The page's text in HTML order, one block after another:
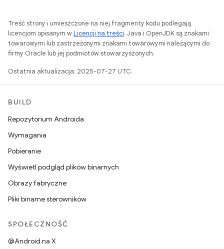
Treść strony i umieszczone na niej fragmenty kodu podlegają
licencjom opisanym wLicencji na treści. Java i OpenJDK są znakami
towarowymi lub zastrzeżonymi znakami towarowymi należącymi do
firmy Oracle lub jej podmiotów stowarzyszonych.
Ostatnia aktualizacja: 2025-07-27 UTC.
BUILD
Repozytorium Androida
Wymagania
Pobieranie
Wyświetl podgląd plików binarnych
Obrazy fabryczne
Pliki binarne sterowników
SPOŁECZNOŚĆ
@Android na X